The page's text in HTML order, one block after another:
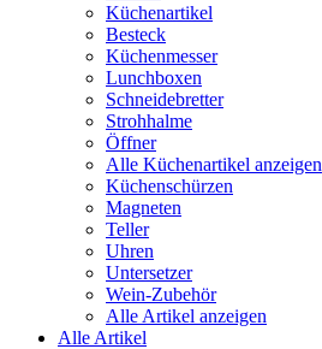
Küchenartikel
Besteck
Küchenmesser
Lunchboxen
Schneidebretter
Strohhalme
Öffner
Alle Küchenartikel anzeigen
Küchenschürzen
Magneten
Teller
Uhren
Untersetzer
Wein-Zubehör
Alle Artikel anzeigen
Alle Artikel